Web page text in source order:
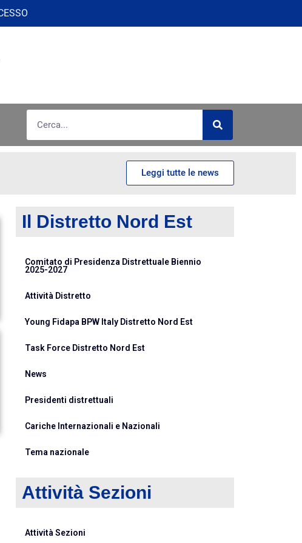
Leggi tutte le news
Il Distretto Nord Est
Comitato di Presidenza Distrettuale Biennio
2025-2027
Attività Distretto
Young Fidapa BPW Italy Distretto Nord Est
Task Force Distretto Nord Est
News
Presidenti distrettuali
Cariche Internazionali e Nazionali
Tema nazionale
Attività Sezioni
Attività Sezioni